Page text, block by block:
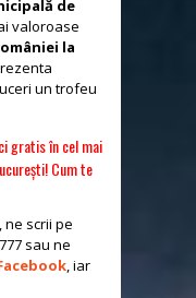
de
valoroase
la
un trofeu
gratis în cel mai
Cum te
ne scrii pe
sau ne
, iar